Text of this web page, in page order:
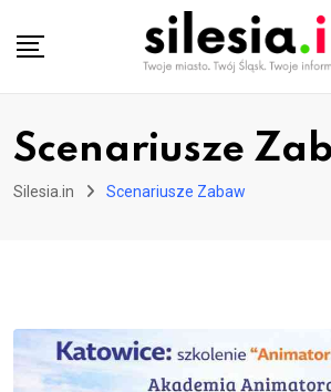
Scenariusze
Silesia.in Scenariusze Zabaw